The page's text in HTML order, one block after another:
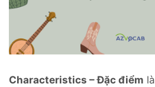
Characteristics – Đặc điểm